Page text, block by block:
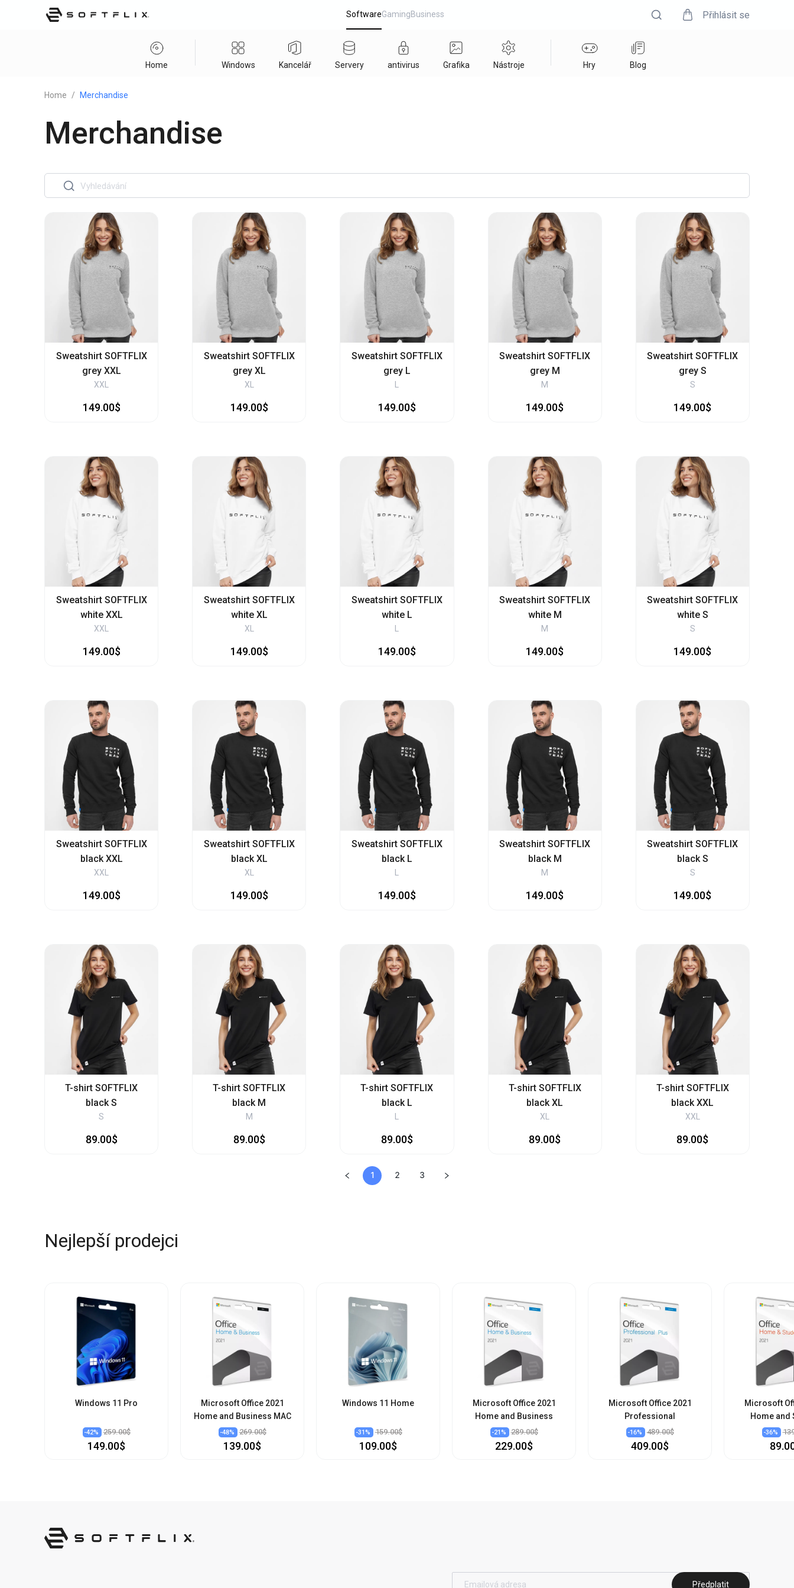
SoftwareGamingBusiness Přihlásit se
Home Windows Kancelář Servery antivirus Grafika Nástroje Hry Blog
Home / Merchandise
Merchandise
Sweatshirt SOFTFLIX
grey XXL
XXL
149.00$
Sweatshirt SOFTFLIX
grey XL
XL
149.00$
Sweatshirt SOFTFLIX
grey L
149.00$
Sweatshirt SOFTFLIX
grey M
M
149.00$
Sweatshirt SOFTFLIX
grey S
S
149.00$
Sweatshirt SOFTFLIX
white XXL
XXL
149.00$
Sweatshirt SOFTFLIX
white XL
XL
149.00$
Sweatshirt SOFTFLIX
white L
149.00$
Sweatshirt SOFTFLIX
white M
M
149.00$
Sweatshirt SOFTFLIX
white S
S
149.00$
Sweatshirt SOFTFLIX
black XXL
XXL
149.00$
Sweatshirt SOFTFLIX
black XL
XL
149.00$
Sweatshirt SOFTFLIX
black L
149.00$
Sweatshirt SOFTFLIX
black M
M
149.00$
Sweatshirt SOFTFLIX
black S
S
149.00$
T-shirt SOFTFLIX
black S
S
89.00$
T-shirt SOFTFLIX
black M
M
89.00$
T-shirt SOFTFLIX
black L
89.00$
T-shirt SOFTFLIX
black XL
XL
89.00$
T-shirt SOFTFLIX
black XXL
XXL
89.00$
1 2 3
Nejlepší prodejci
Windows 11 Pro
-42% 259.00$
149.00$
Microsoft Office 2021
Home and Business MAC
-48% 269.00$
139.00$
Windows 11 Home
-31% 159.00$
109.00$
Microsoft Office 2021
Home and Business
-21% 289.00$
229.00$
Microsoft Office 2021
Professional
-16% 489.00$
409.00$
Microsoft
Home and
-36%
Předplatit